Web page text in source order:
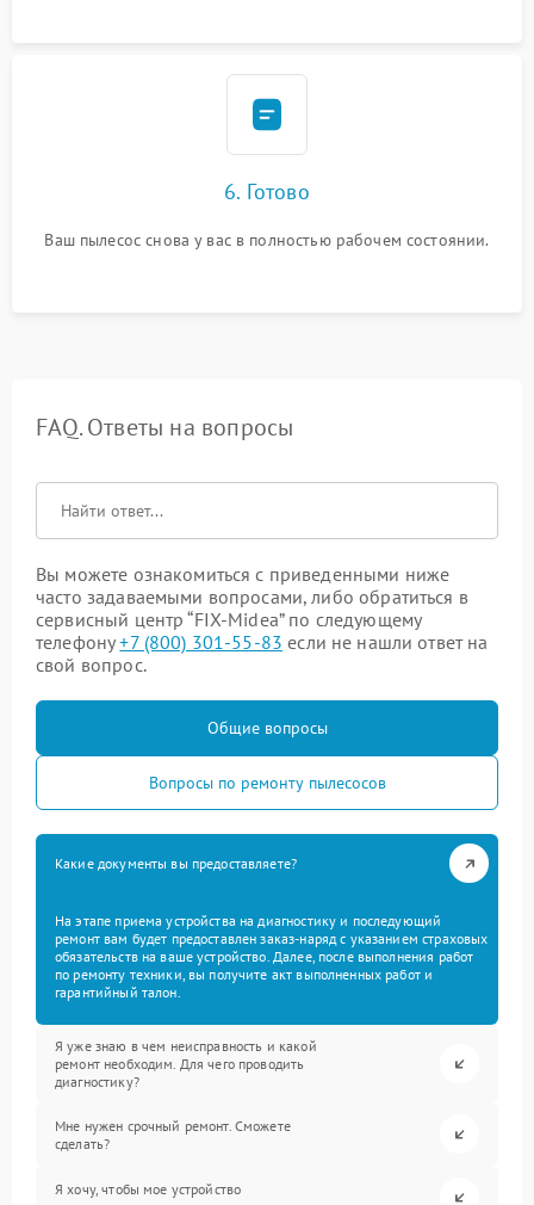
6. Готово
Ваш пылесос снова у вас в полностью рабочем состоянии.
FAQ. Ответы на вопросы
Вы можете ознакомиться с приведенными ниже
часто задаваемыми вопросами, либо обратиться в
сервисный центр “FIX-Midea” по следующему
телефону+7 (800) 301-55-83 если не нашли ответ на
свой вопрос.
Общие вопросы
Вопросы по ремонту пылесосов
Какие документы вы предоставляете?
На этапе приема устройства на диагностику и последующий
ремонт вам будет предоставлен заказ-наряд с указанием страховых
обязательств на ваше устройство. Далее, после выполнения работ
по ремонту техники, вы получите акт выполненных работ и
гарантийный талон.
Я уже знаю в чем неисправность и какой
ремонт необходим. Для чего проводить
диагностику?
Мне нужен срочный ремонт. Сможете
сделать?
Я хочу, чтобы мое устройство